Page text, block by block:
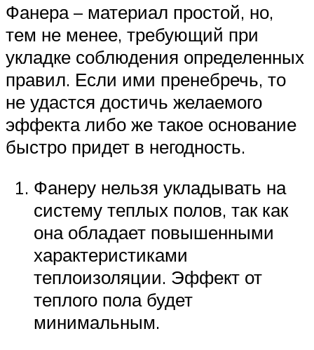
Фанера – материал простой, но,
тем не менее, требующий при
укладке соблюдения определенных
правил. Если ими пренебречь, то
не удастся достичь желаемого
эффекта либо же такое основание
быстро придет в негодность.
Фанеру нельзя укладывать на
систему теплых полов, так как
она обладает повышенными
характеристиками
теплоизоляции. Эффект от
теплого пола будет
минимальным.